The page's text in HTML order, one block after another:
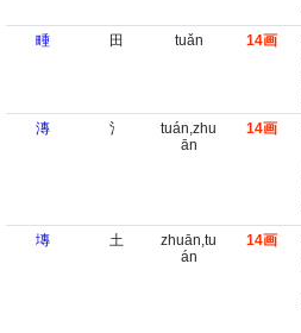
畽
田 tuǎn 14画
漙
氵
tuán,zhu
ān
14画
塼
土
zhuān,tu
án
14画